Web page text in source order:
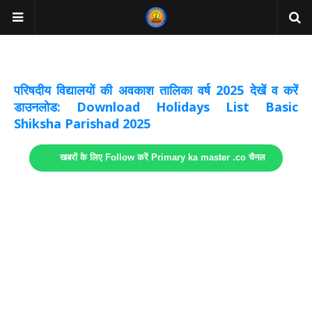
परिषदीय विद्यालयों की अवकाश तालिका वर्ष 2025 देखें व करें
डाउनलोड: Download Holidays List Basic
Shiksha Parishad 2025
खबरों के लिए Follow करें Primary ka master .co चैनल